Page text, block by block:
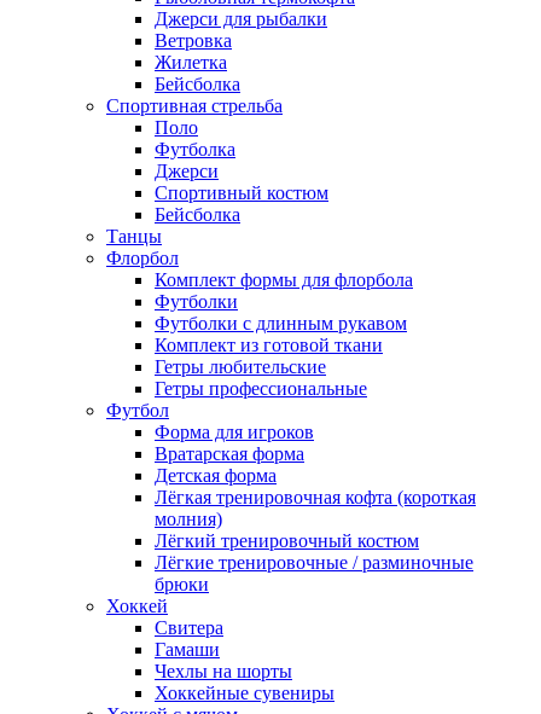
Джерси для рыбалки
Ветровка
Жилетка
Бейсболка
Спортивная стрельба
Поло
Футболка
Джерси
Спортивный костюм
Бейсболка
Танцы
Флорбол
Комплект формы для флорбола
Футболки
Футболки с длинным рукавом
Комплект из готовой ткани
Гетры любительские
Гетры профессиональные
Футбол
Форма для игроков
Вратарская форма
Детская форма
Лёгкая тренировочная кофта (короткая
молния)
Лёгкий тренировочный костюм
Лёгкие тренировочные / разминочные
брюки
Хоккей
Свитера
Гамаши
Чехлы на шорты
Хоккейные сувениры